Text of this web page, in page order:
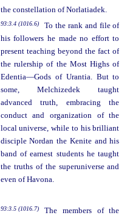
the constellation of Norlatiadek.
93:3.4 (1016.6)
To the rank and file of
his followers he made no effort to
present teaching beyond the fact of
the rulership of the Most Highs of
Edentia—Gods of Urantia. But to
some, Melchizedek taught
advanced truth, embracing the
conduct and organization of the
local universe, while to his brilliant
disciple Nordan the Kenite and his
band of earnest students he taught
the truths of the superuniverse and
even of Havona.
93:3.5 (1016.7)
The members of the